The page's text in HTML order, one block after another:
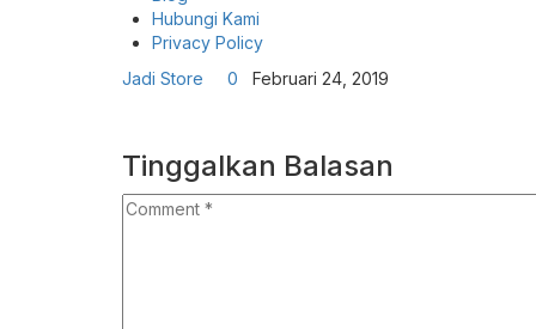
Hubungi Kami
Privacy Policy
Jadi Store
0 Februari 24, 2019
Tinggalkan Balasan